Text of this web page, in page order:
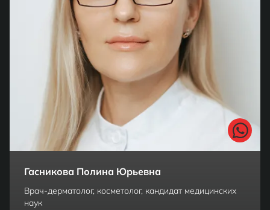
Гасникова Полина Юрьевна
Врач-дерматолог, косметолог, кандидат медицинских
наук